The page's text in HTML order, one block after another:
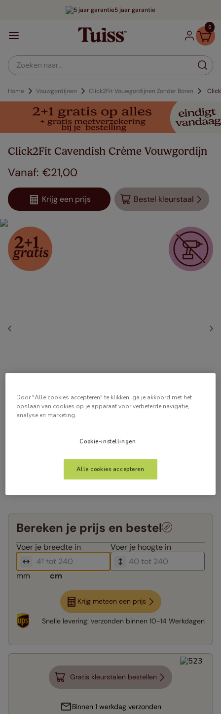
5 jaar garantie
0
Zoeken naar...
Home Vouwgordijnen Click2Fit Vouwgordijnen Zonder Boren
Click2Fit Cavendish Crème Vouwgordijn
€21,00
Krijg een prijs Bestel kleurstaal
Bereken je prijs en bestel
Voer je breedte in Voer je hoogte in
mm cm
Krijg meteen een prijs
Snelle levering: verzonden binnen 10-14 Werkdagen
Gratis kleurstalen bestellen
Binnen 1 werkdag verzonden
Door "Alle cookies accepteren" te klikken, ga je akkoord met het
opslaan van cookies op je apparaat voor verbeterde navigatie,
analyse en marketing.
Cookie-instellingen
Alle cookies accepteren